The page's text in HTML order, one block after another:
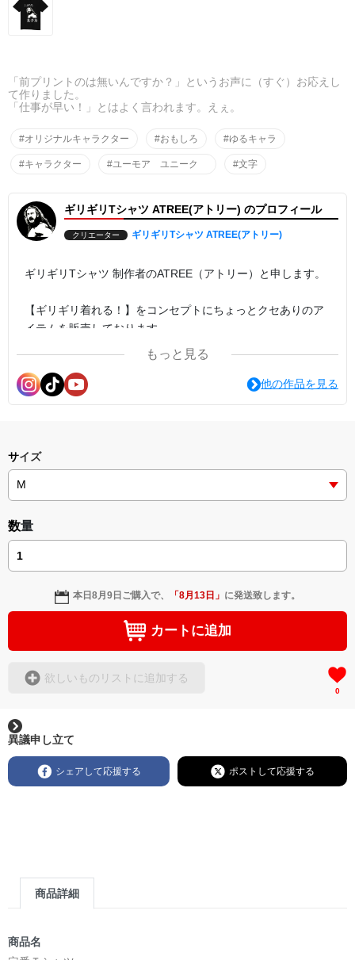
「前プリントのは無いんですか？」というお声に（すぐ）お応えし
て作りました。
「仕事が早い！」とはよく言われます。えぇ。
#オリジナルキャラクター #おもしろ #ゆるキャラ
#キャラクター #ユーモア ユニーク #文字
ギリギリTシャツ ATREE(アトリー) のプロフィール
クリエーター ギリギリTシャツ ATREE(アトリー)
ギリギリTシャツ 制作者のATREE（アトリー）と申します。
【ギリギリ着れる！】をコンセプトにちょっとクセありのア
イテムを販売しております。
・普通のTシャツでは物足りない
・イベント用にちょっと目立ったデザインを
・誕生日プレゼントに変わったものを
そんな方々は是非ショップをご利用ください☆
買い支えてください！お願いします！！
オリジナルデザインのご依頼は
もっと見る
他の作品を見る
サイズ
数量
本日8月9日 ご購入で、 「8月13日 」 に発送致します。
カートに追加
欲しいものリストに追加する
0
異議申し立て
シェアして応援する ポストして応援する
商品詳細
商品名